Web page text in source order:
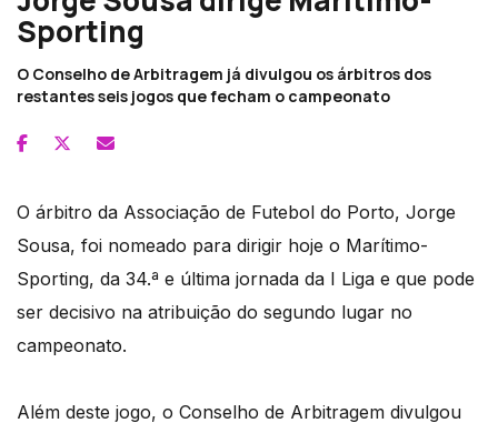
Sporting
O Conselho de Arbitragem já divulgou os árbitros dos
restantes seis jogos que fecham o campeonato
O árbitro da Associação de Futebol do Porto, Jorge
Sousa, foi nomeado para dirigir hoje o Marítimo-
Sporting, da 34.ª e última jornada da I Liga e que pode
ser decisivo na atribuição do segundo lugar no
campeonato.
Além deste jogo, o Conselho de Arbitragem divulgou